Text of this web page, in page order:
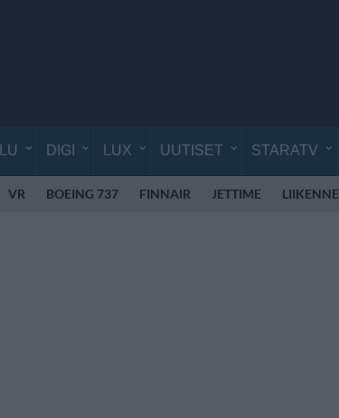
DIGI LUX UUTISET STARATV
VR BOEING 737 FINNAIR JETTIME LIIKENNE